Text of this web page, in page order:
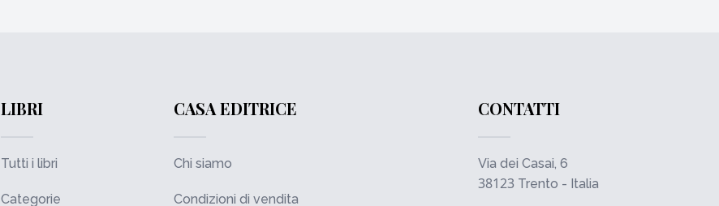
LIBRI
Tutti i libri
Categorie
CASA EDITRICE
Chi siamo
Condizioni di vendita
CONTATTI
Via dei Casai, 6
38123 Trento - Italia